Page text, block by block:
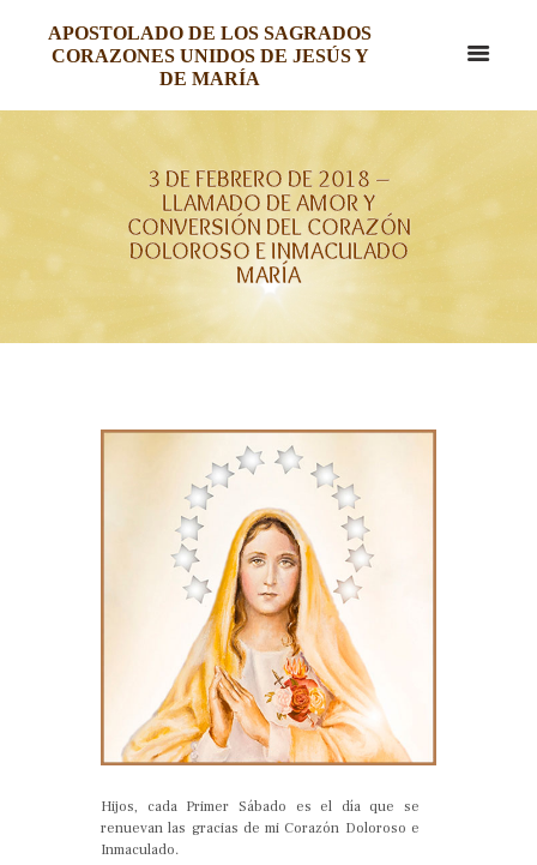
APOSTOLADO DE LOS SAGRADOS
CORAZONES UNIDOS DE JESÚS Y
DE MARÍA
3 DE FEBRERO DE 2018 –
LLAMADO DE AMOR Y
CONVERSIÓN DEL CORAZÓN
DOLOROSO E INMACULADO
MARÍA
Hijos, cada Primer Sábado es el día que se
renuevan las gracias de mi Corazón Doloroso e
Inmaculado.